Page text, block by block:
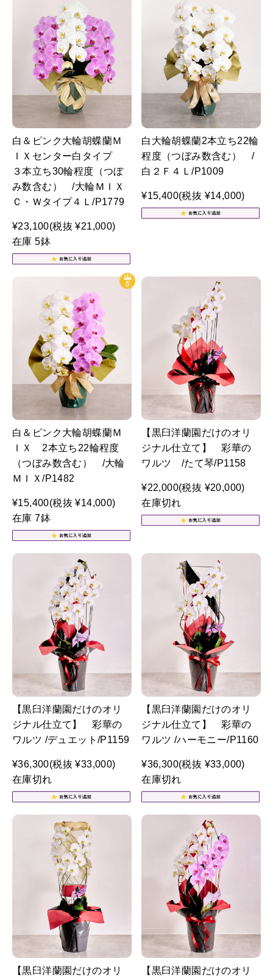
白＆ピンク大輪胡蝶蘭Ｍ
ＩＸセンター白タイプ
３本立ち30輪程度（つぼ
み数含む） /大輪ＭＩＸ
Ｃ・Ｗタイプ４Ｌ/P1779
¥23,100(税抜 ¥21,000)
在庫 5鉢
白大輪胡蝶蘭2本立ち22輪
程度（つぼみ数含む） /
白２Ｆ４Ｌ/P1009
¥15,400(税抜 ¥14,000)
白＆ピンク大輪胡蝶蘭Ｍ
ＩＸ 2本立ち22輪程度
（つぼみ数含む） /大輪
ＭＩＸ/P1482
¥15,400(税抜 ¥14,000)
在庫 7鉢
【黒臼洋蘭園だけのオリ
ジナル仕立て】 彩華の
ワルツ /たて琴/P1158
¥22,000(税抜 ¥20,000)
在庫切れ
【黒臼洋蘭園だけのオリ
ジナル仕立て】 彩華の
ワルツ /デュエット/P1159
¥36,300(税抜 ¥33,000)
在庫切れ
【黒臼洋蘭園だけのオリ
ジナル仕立て】 彩華の
ワルツ /ハーモニー/P1160
¥36,300(税抜 ¥33,000)
在庫切れ
【黒臼洋蘭園だけのオリ 【黒臼洋蘭園だけのオリ